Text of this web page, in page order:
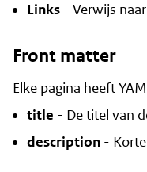
Links- Verwijs
Front matter
Elke pagina heeft
title - De titel van
description- Korte